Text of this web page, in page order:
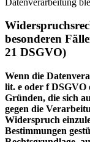
besonderen
21 DSGVO)
Wenn die
lit. e oder f DSGVO
Gründen, die sich
gegen die
Widerspruch
Bestimmungen